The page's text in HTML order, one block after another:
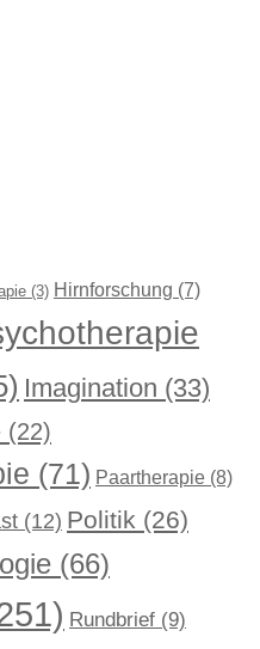
(3) Hirnforschung (7)
Imagination (33)
(22)
(71) Paartherapie (8)
(12) Politik (26)
(66)
Rundbrief (9)